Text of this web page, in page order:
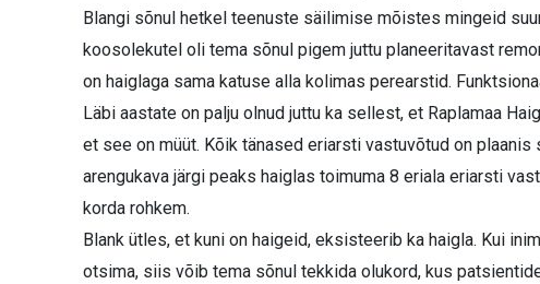
Blangi sõnul hetkel teenuste säilimise mõistes mingeid
koosolekutel oli tema sõnul pigem juttu planeeritavast
on haiglaga sama katuse alla kolimas perearstid.
Läbi aastate on palju olnud juttu ka sellest, et Raplamaa
et see on müüt. Kõik tänased eriarsti vastuvõtud on
arengukava järgi peaks haiglas toimuma 8 eriala eriarsti
korda rohkem.
Blank ütles, et kuni on haigeid, eksisteerib ka haigla. Kui
otsima, siis võib tema sõnul tekkida olukord, kus